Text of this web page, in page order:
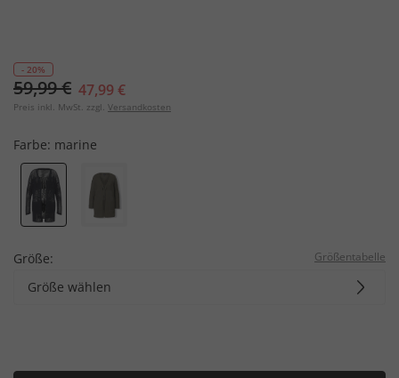
- 20%
59,99 € 47,99 €
Preis inkl. MwSt. zzgl. Versandkosten
Farbe: marine
Größe: Größentabelle
Größe wählen